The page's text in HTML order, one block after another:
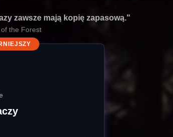
zawsze mają kopię zapasową."
the Forest